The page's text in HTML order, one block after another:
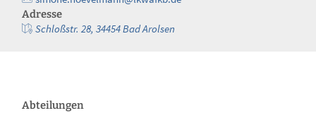
Adresse
Schloßstr. 28, 34454 Bad Arolsen
Abteilungen